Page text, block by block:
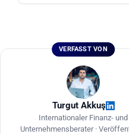
betrieben werden. Die
Monate 1 Million SGD
beträgt seit 2024 9 %.
VERFASST VON
Turgut Akkuş
Internationaler Finanz- und
Unternehmensberater ·